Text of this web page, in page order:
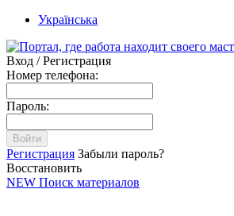
Українська
Вход / Регистрация
Номер телефона:
Пароль:
Войти
Регистрация Забыли пароль?
Восстановить
NEW Поиск материалов